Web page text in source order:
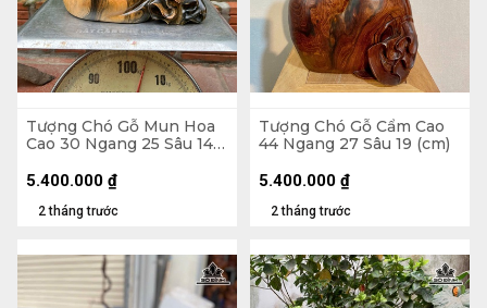
Tượng Chó Gỗ Mun Hoa
Cao 30 Ngang 25 Sâu 14
2 tháng trước
5.400.000 ₫
Tượng Chó Gỗ Cẩm Cao
44 Ngang 27 Sâu 19 (cm)
2 tháng trước
5.400.000 ₫